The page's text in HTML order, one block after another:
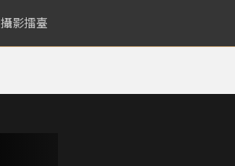
攝影擂臺